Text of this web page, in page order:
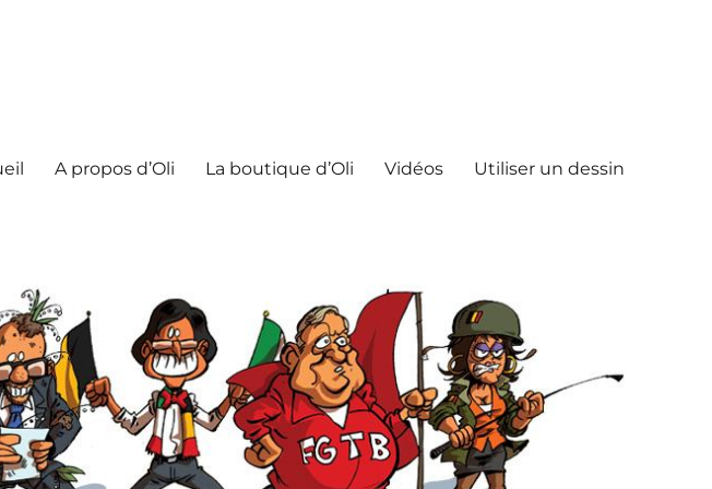
A propos d’Oli La boutique d’Oli Vidéos Utiliser un dessin